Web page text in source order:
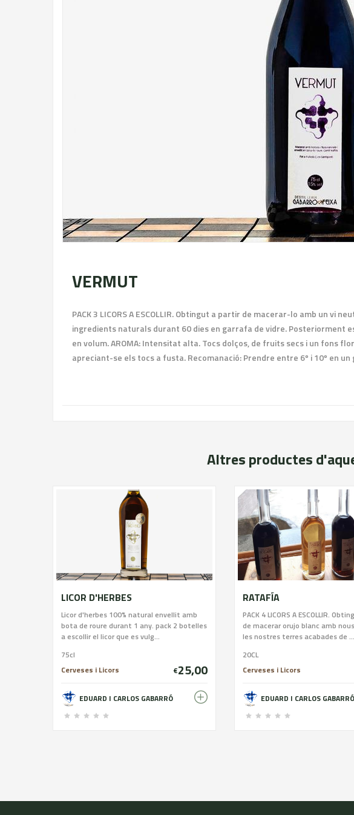
VERMUT
PACK 3 LICORS A ESCOLLIR. Obtingut a partir de macerar-lo amb un vi
ingredients naturals durant 60 dies en garrafa de vidre. Posteriorment
en volum. AROMA: Intensitat alta. Tocs dolços, de fruits secs i un fons
apreciant-se els tocs a fusta. Recomanació: Prendre entre 6º i 10º en
Altres productes
LICOR D'HERBES
Licor d'herbes 100% natural envellit amb
bota de roure durant 1 any. pack 2 botelles
a escollir el licor que es vulg...
75cl
Cerveses i Licors
€25,00
EDUARD I CARLOS GABARRÓ
RATAFÍA
PACK 4 LICORS A ESCOLLIR.
de macerar orujo blanc amb
les nostres terres acabades de ...
20CL
Cerveses i Licors
EDUARD I CARLOS GABARRÓ